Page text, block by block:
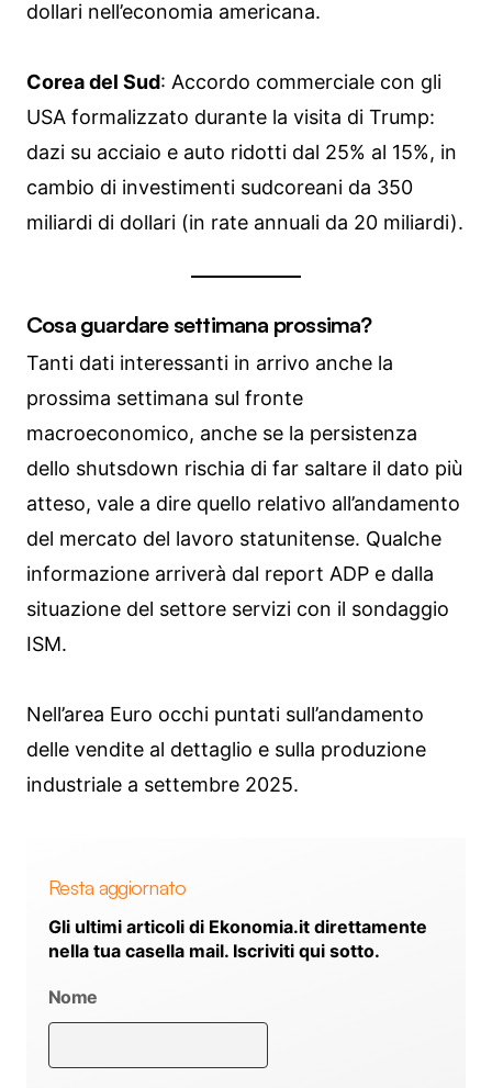
dollari nell’economia americana.
Corea del Sud: Accordo commerciale con gli
USA formalizzato durante la visita di Trump:
dazi su acciaio e auto ridotti dal 25% al 15%, in
cambio di investimenti sudcoreani da 350
miliardi di dollari (in rate annuali da 20 miliardi).
Cosa guardare settimana prossima?
Tanti dati interessanti in arrivo anche la
prossima settimana sul fronte
macroeconomico, anche se la persistenza
dello shutsdown rischia di far saltare il dato più
atteso, vale a dire quello relativo all’andamento
del mercato del lavoro statunitense. Qualche
informazione arriverà dal report ADP e dalla
situazione del settore servizi con il sondaggio
ISM.
Nell’area Euro occhi puntati sull’andamento
delle vendite al dettaglio e sulla produzione
industriale a settembre 2025.
Resta aggiornato
Gli ultimi articoli di Ekonomia.it direttamente
nella tua casella mail. Iscriviti qui sotto.
Nome